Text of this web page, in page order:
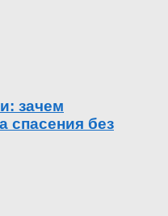
зачем
спасения без